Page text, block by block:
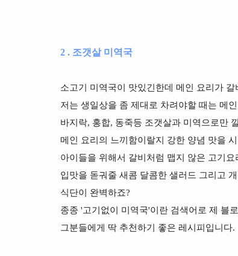
2 . 조갯살 미역국
소고기 미역국이 맛있긴한데 메인 요리가
저는 생일상을 좀 제대로 차려야할 때는 메
바지락, 홍합, 동죽등 조갯살과 미역으로만
메인 요리의 느끼함이랄지 강한 양념 맛을
아이들을 위해서 갈비처럼 맵지 않은 고기
입맛을 돋궈줄 새콤 달콤한 샐러드 그리고
식단이 완벽하죠?
종종 '고기없이 미역국'이란 검색어로 제 블
그분들에게 딱 추천하기 좋은 레시피입니다.